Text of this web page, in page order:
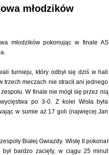
młodzików
młodzików pokonując w finale AS
turnieju, który odbył się dziś w hali
meczach nie stracił ani jednego
W finale nie mógł się przez nią
po 3-0. Z kolei Wisła była
w sumie aż 17 goli (najwięcej Jan
Białej Gwiazdy. Wisłę II pokonał
bardzo zacięty, w ciągu 25 minut